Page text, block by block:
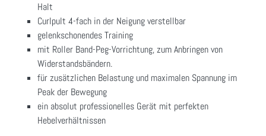
Halt
Curlpult 4-fach in der Neigung verstellbar
gelenkschonendes Training
mit Roller Band-Peg-Vorrichtung, zum Anbringen von
Widerstandsbändern.
für zusätzlichen Belastung und maximalen Spannung im
Peak der Bewegung
ein absolut professionelles Gerät mit perfekten
Hebelverhältnissen